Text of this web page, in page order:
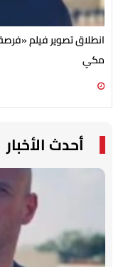
انطلاق تصوير فيلم
مكي
أحدث الأخبار